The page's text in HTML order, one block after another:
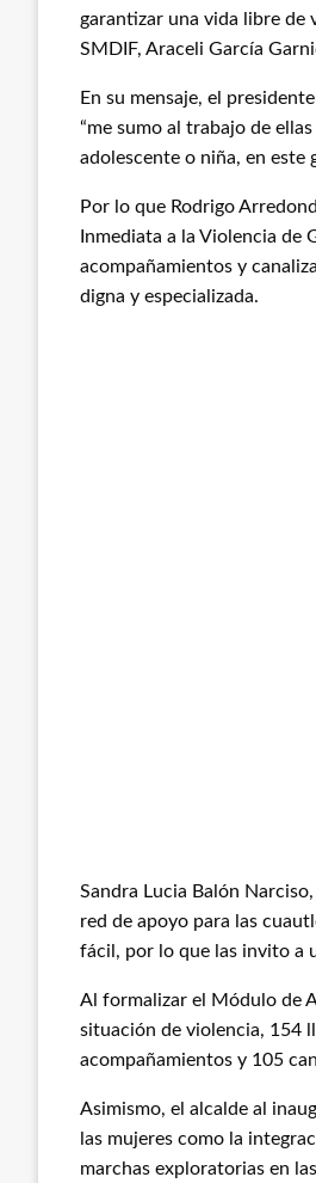
garantizar una vida libre de
SMDIF, Araceli García
En su mensaje, el
“me sumo al trabajo de
adolescente o niña, en este
Por lo que Rodrigo
Inmediata a la Violencia de
acompañamientos y
digna y especializada.
Sandra Lucia Balón
red de apoyo para las
fácil, por lo que las invito a
Al formalizar el Módulo de
situación de violencia, 154
acompañamientos y 105
Asimismo, el alcalde al
las mujeres como la
marchas exploratorias en